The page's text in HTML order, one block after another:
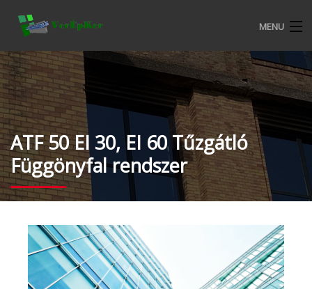
MENU
KEZDŐOLDAL
BEMUTATKOZÁS
ALURON NYÍLÁSZÁRÓ RENDSZEREK
CKM MŰANYAG NYÍLÁSZÁRÓ RENDSZEREK
TERMÉKEKRŐL
VERÉPKER REFERENCIÁK
ALURON SA KERESKEDELMI FELTÉTELEK
ATF 50 EI 30, EI 60 Tűzgátló
Függönyfal rendszer